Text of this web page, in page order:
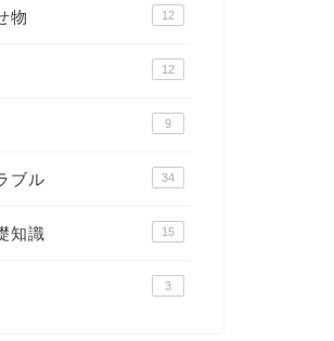
物 12
12
9
ブル 34
知識 15
3